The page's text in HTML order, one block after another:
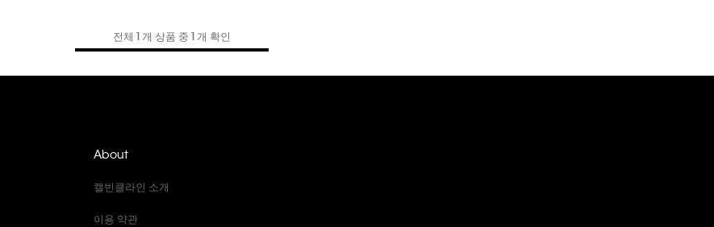
전체 1 개 상품 중 1 개 확인
About
캘빈클라인 소개
이용 약관